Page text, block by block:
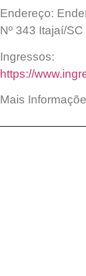
Endereço:
Nº 343 Itajaí/SC
Ingressos:
https://
Mais